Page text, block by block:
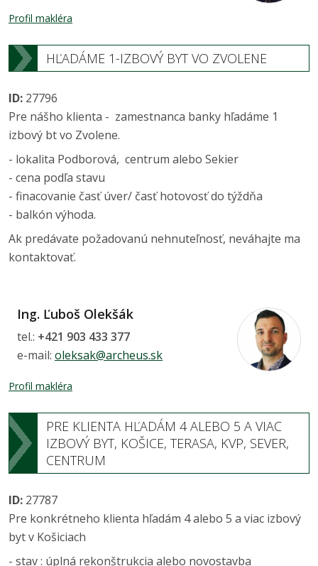
Profil makléra
HĽADÁME 1-IZBOVÝ BYT VO ZVOLENE
ID: 27796
Pre nášho klienta - zamestnanca banky hľadáme 1
izbový bt vo Zvolene.
- lokalita Podborová, centrum alebo Sekier
- cena podľa stavu
- finacovanie časť úver/ časť hotovosť do týždňa
- balkón výhoda.
Ak predávate požadovanú nehnuteľnosť, neváhajte ma
kontaktovať.
Ing. Ľuboš Olekšák
tel.: +421 903 433 377
e-mail: oleksak@archeus.sk
Profil makléra
PRE KLIENTA HĽADÁM 4 ALEBO 5 A VIAC
IZBOVÝ BYT, KOŠICE, TERASA, KVP, SEVER,
CENTRUM
ID: 27787
Pre konkrétneho klienta hľadám 4 alebo 5 a viac izbový
byt v Košiciach
- stav : úplná rekonštrukcia alebo novostavba